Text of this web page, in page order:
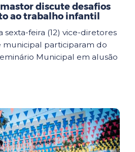
discute desafios
ao trabalho infantil
sexta-feira (12) vice-diretores
municipal participaram do
Municipal em alusão